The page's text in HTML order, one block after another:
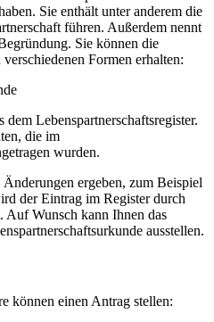
Sie enthält unter anderem die
führen. Außerdem nennt
Sie können die
Formen erhalten:
Lebenspartnerschaftsregister.
die im
wurden.
ergeben, zum Beispiel
der Eintrag im Register durch
Auf Wunsch kann Ihnen das
ausstellen.
können einen Antrag stellen: